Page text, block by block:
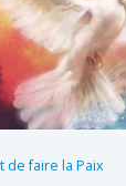
de faire la Paix